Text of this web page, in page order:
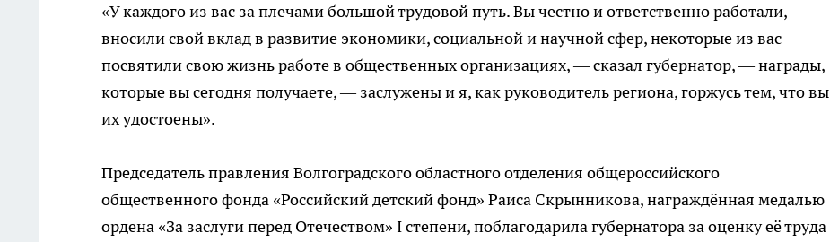
«У каждого из вас за плечами большой трудовой путь. Вы честно и ответственно работали,
вносили свой вклад в развитие экономики, социальной и научной сфер, некоторые из вас
посвятили свою жизнь работе в общественных организациях, — сказал губернатор, — награды,
которые вы сегодня получаете, — заслужены и я, как руководитель региона, горжусь тем, что вы
их удостоены».
Председатель правления Волгоградского областного отделения общероссийского
общественного фонда «Российский детский фонд» Раиса Скрынникова, награждённая медалью
ордена «За заслуги перед Отечеством» I степени, поблагодарила губернатора за оценку её труда